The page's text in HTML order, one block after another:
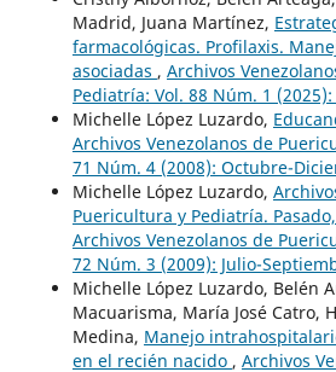
Madrid, Juana Martínez,
farmacológicas. Profilaxis.
asociadas , Archivos
Pediatría: Vol. 88 Núm. 1
Michelle López Luzardo,
Archivos Venezolanos de
71 Núm. 4 (2008): Octubre-
Michelle López Luzardo,
Puericultura y Pediatría.
Archivos Venezolanos de
72 Núm. 3 (2009): Julio-
Michelle López Luzardo, Belén
Macuarisma, María José Catro,
Medina, Manejo
en el recién nacido , Archivos